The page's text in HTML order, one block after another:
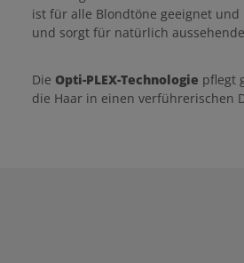
ist für alle Blondtöne geeignet
und sorgt für natürlich
Die Opti-PLEX-Technologie pflegt
die Haar in einen verführerischen